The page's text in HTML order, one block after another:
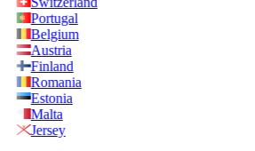
Portugal
Belgium
Austria
Finland
Romania
Estonia
Malta
Jersey